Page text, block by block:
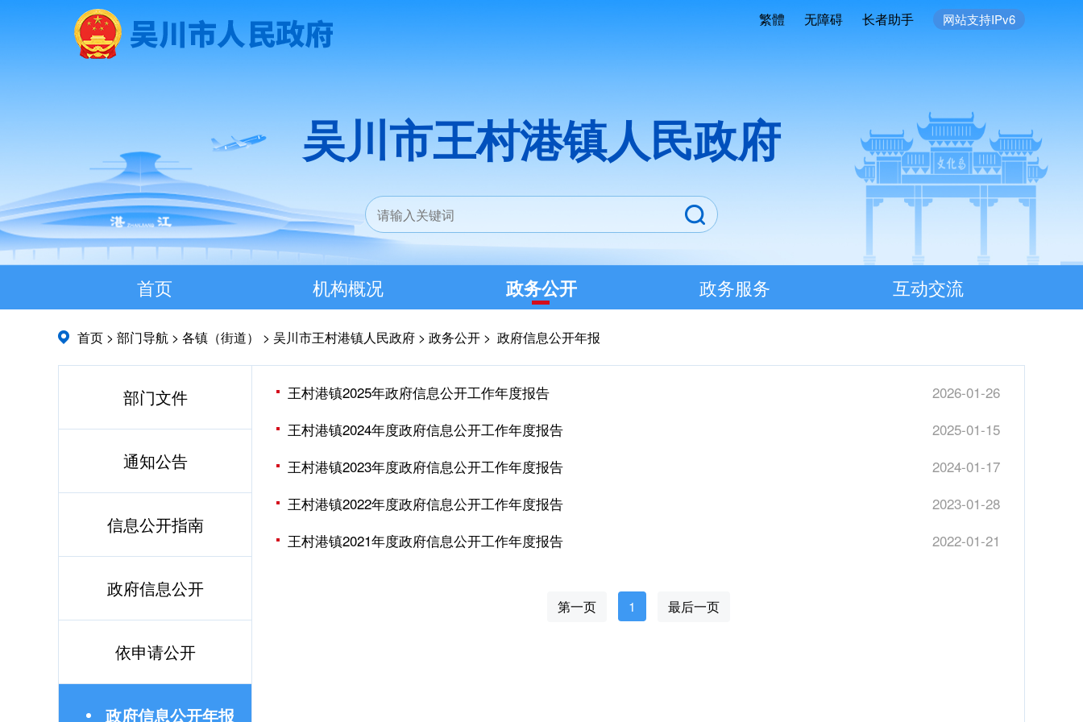
繁體 无障碍 长者助手 网站支持IPv6
吴川市王村港镇人民政府
首页 机构概况 政务公开 政务服务 互动交流
首页 > 部门导航 > 各镇（街道） > 吴川市王村港镇人民政府 > 政务公开 > 政府信息公开年报
部门文件
通知公告
信息公开指南
政府信息公开
依申请公开
政府信息公开年报
王村港镇2025年政府信息公开工作年度报告
2026-01-26
王村港镇2024年度政府信息公开工作年度报告
2025-01-15
王村港镇2023年度政府信息公开工作年度报告
2024-01-17
王村港镇2022年度政府信息公开工作年度报告
2023-01-28
王村港镇2021年度政府信息公开工作年度报告
2022-01-21
第一页 1 最后一页